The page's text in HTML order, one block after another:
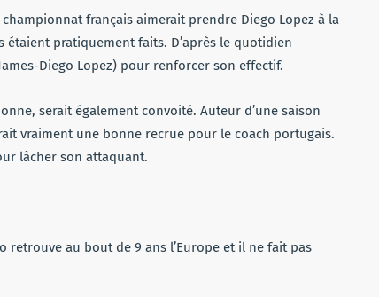
français aimerait prendre Diego Lopez à la
étaient pratiquement faits. D’après le quotidien
Diego Lopez) pour renforcer son effectif.
serait également convoité. Auteur d’une saison
vraiment une bonne recrue pour le coach portugais.
lâcher son attaquant.
retrouve au bout de 9 ans l’Europe et il ne fait pas